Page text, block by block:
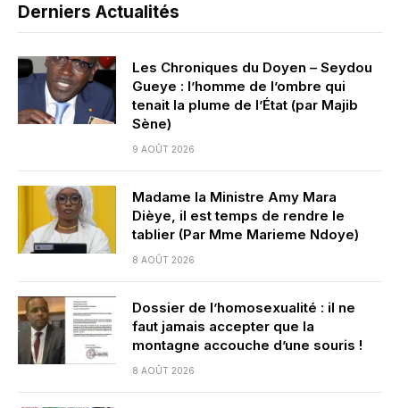
Derniers Actualités
Les Chroniques du Doyen – Seydou
Gueye : l’homme de l’ombre qui
tenait la plume de l’État (par Majib
Sène)
9 AOÛT 2026
Madame la Ministre Amy Mara
Dièye, il est temps de rendre le
tablier (Par Mme Marieme Ndoye)
8 AOÛT 2026
Dossier de l’homosexualité : il ne
faut jamais accepter que la
montagne accouche d’une souris !
8 AOÛT 2026